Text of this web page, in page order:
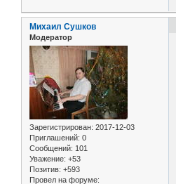
Михаил Сушков
Модератор
Зарегистрирован: 2017-12-03
Приглашений: 0
Сообщений: 101
Уважение: +53
Позитив: +593
Провел на форуме: